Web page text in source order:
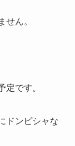
せん。
定です。
ドンピシャな